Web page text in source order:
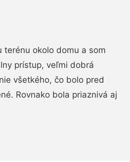
terénu okolo domu a som
prístup, veľmi dobrá
všetkého, čo bolo pred
Rovnako bola priaznivá aj